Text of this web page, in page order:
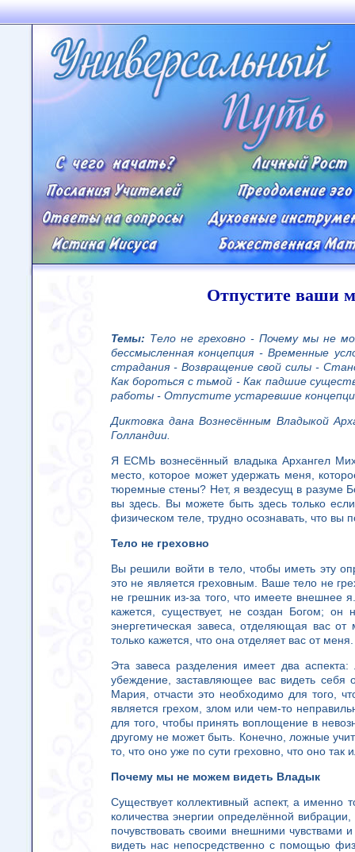
Отпустите ваши
Темы: Тело не греховно - Почему мы не
бессмысленная концепция - Временные
страдания - Возвращение свой силы -
Как бороться с тьмой - Как падшие
работы - Отпустите устаревшие
Диктовка дана Вознесённым Владыкой
Голландии.
Я ЕСМЬ вознесённый владыка Архангел
место, которое может удержать меня,
тюремные стены? Нет, я вездесущ в разуме
вы здесь. Вы можете быть здесь только
физическом теле, трудно осознавать, что вы
Тело не греховно
Вы решили войти в тело, чтобы иметь эту
это не является греховным. Ваше тело не
не грешник из-за того, что имеете
кажется, существует, не создан Богом;
энергетическая завеса, отделяющая вас
только кажется, что она отделяет вас от меня.
Эта завеса разделения имеет два
убеждение, заставляющее вас видеть
Мария, отчасти это необходимо для того,
является грехом, злом или чем-то
для того, чтобы принять воплощение в
другому не может быть. Конечно, ложные
то, что оно уже по сути греховно, что оно так
Почему мы не можем видеть Владык
Существует коллективный аспект, а именно
количества энергии определённой
почувствовать своими внешними
видеть нас непосредственно с помощью